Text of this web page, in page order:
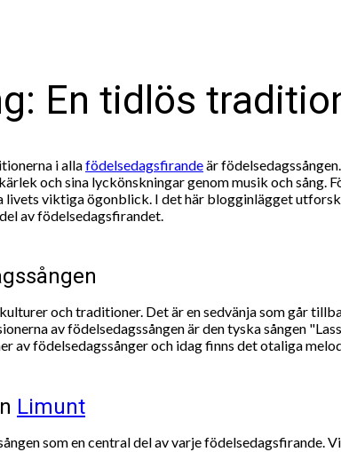
En tidlös
i allafödelsedagsfirandeär
och sina lyckönskningar genom musik och sång.
livets viktiga ögonblick. I det här blogginlägget
av födelsedagsfirandet.
och traditioner. Det är en sedvänja som går
av födelsedagssången är den tyska sången
av födelsedagssånger och idag finns det otaliga
Limunt
som en central del av varje födelsedagsfirande.